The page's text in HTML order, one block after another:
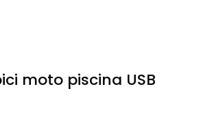
moto piscina USB